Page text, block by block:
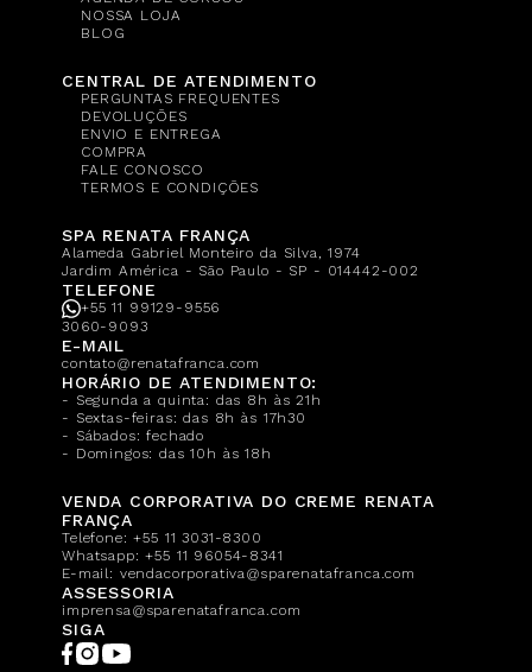
NOSSA LOJA
BLOG
CENTRAL DE ATENDIMENTO
PERGUNTAS FREQUENTES
DEVOLUÇÕES
ENVIO E ENTREGA
COMPRA
FALE CONOSCO
TERMOS E CONDIÇÕES
SPA RENATA FRANÇA
Alameda Gabriel Monteiro da Silva, 1974
Jardim América - São Paulo - SP - 014442-002
TELEFONE
+55 11 99129-9556
3060-9093
E-MAIL
contato@renatafranca.com
HORÁRIO DE ATENDIMENTO:
- Segunda a quinta: das 8h às 21h
- Sextas-feiras: das 8h às 17h30
- Sábados: fechado
- Domingos: das 10h às 18h
VENDA CORPORATIVA DO CREME RENATA
FRANÇA
Telefone:+55 11 3031-8300
Whatsapp:+55 11 96054-8341
E-mail: vendacorporativa@sparenatafranca.com
ASSESSORIA
imprensa@sparenatafranca.com
SIGA